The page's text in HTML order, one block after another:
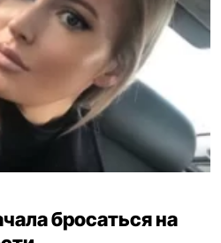
бросаться на